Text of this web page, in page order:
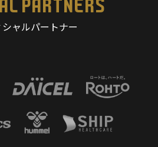
PARTNERS
ャルパートナー